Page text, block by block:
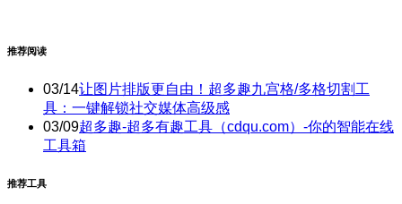
推荐阅读
03/14让图片排版更自由！超多趣九宫格/多格切割工
具：一键解锁社交媒体高级感
03/09超多趣-超多有趣工具（cdqu.com）-你的智能在线
工具箱
推荐工具